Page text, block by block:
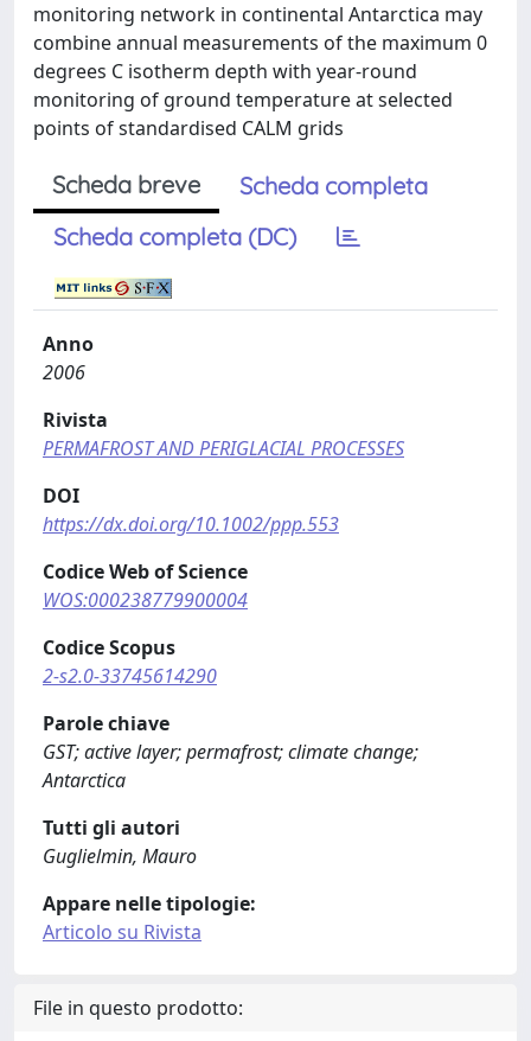
monitoring network in continental Antarctica may
combine annual measurements of the maximum 0
degrees C isotherm depth with year-round
monitoring of ground temperature at selected
points of standardised CALM grids
Scheda breve
Scheda completa
Scheda completa (DC)
Anno
2006
Rivista
PERMAFROST AND PERIGLACIAL PROCESSES
DOI
https://dx.doi.org/10.1002/ppp.553
Codice Web of Science
WOS:000238779900004
Codice Scopus
2-s2.0-33745614290
Parole chiave
GST; active layer; permafrost; climate change;
Antarctica
Tutti gli autori
Guglielmin, Mauro
Appare nelle tipologie:
Articolo su Rivista
File in questo prodotto: